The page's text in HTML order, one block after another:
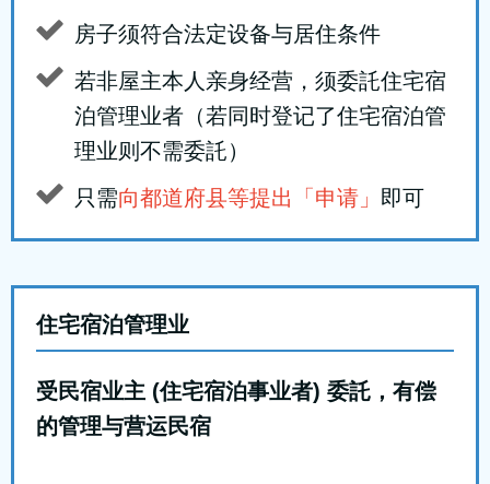
房子须符合法定设备与居住条件
若非屋主本人亲身经营，须委託住宅宿
泊管理业者（若同时登记了住宅宿泊管
理业则不需委託）
只需向都道府县等提出「申请」 即可
住宅宿泊管理业
受民宿业主 (住宅宿泊事业者) 委託，有偿
的管理与营运民宿